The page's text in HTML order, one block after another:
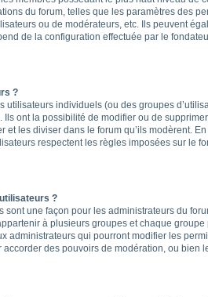
du forum, telles que les paramètres des
ou de modérateurs, etc. Ils peuvent
de la configuration effectuée par le
?
utilisateurs individuels (ou des groupes
Ils ont la possibilité de modifier ou de
et les diviser dans le forum qu’ils modèrent.
respectent les règles imposées sur le
?
sont une façon pour les administrateurs du
à plusieurs groupes et chaque
administrateurs qui pourront modifier les
des pouvoirs de modération, ou bien